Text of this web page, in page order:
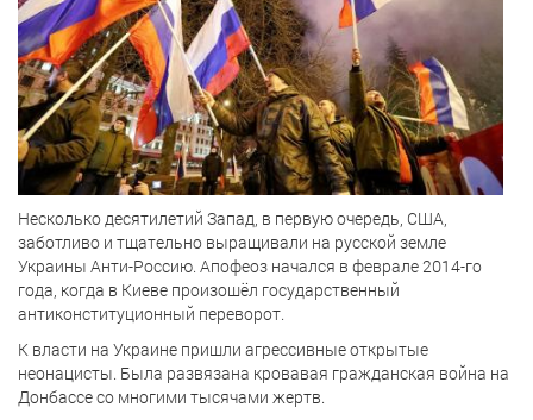
Несколько десятилетий Запад, в первую очередь, США,
заботливо и тщательно выращивали на русской земле
Украины Анти-Россию. Апофеоз начался в феврале 2014-го
года, когда в Киеве произошёл государственный
антиконституционный переворот.
К власти на Украине пришли агрессивные открытые
неонацисты. Была развязана кровавая гражданская война на
Донбассе со многими тысячами жертв.